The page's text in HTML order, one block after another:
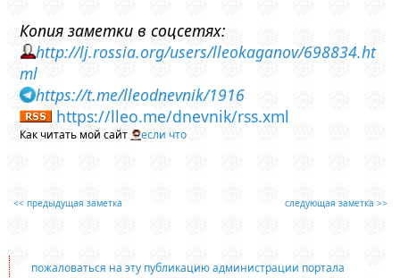
Копия заметки в соцсетях:
http://lj.rossia.org/users/lleokaganov/698834.ht
ml
https://t.me/lleodnevnik/1916
https://lleo.me/dnevnik/rss.xml
Как читать мой сайт если что
<< предыдущая заметка следующая заметка >>
пожаловаться на эту публикацию администрации портала